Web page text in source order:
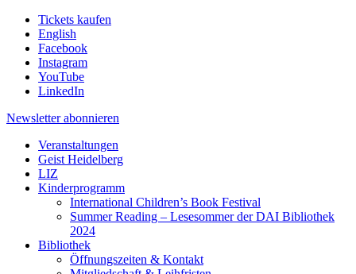
Tickets kaufen
English
Facebook
Instagram
YouTube
LinkedIn
Newsletter abonnieren
Veranstaltungen
Geist Heidelberg
LIZ
Kinderprogramm
International Children’s Book Festival
Summer Reading – Lesesommer der DAI Bibliothek
2024
Bibliothek
Öffnungszeiten & Kontakt